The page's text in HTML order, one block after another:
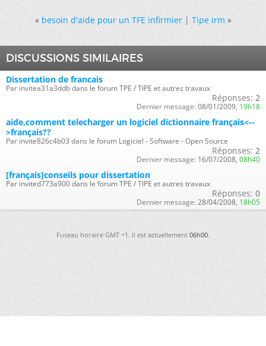
« besoin d'aide pour un TFE infirmier|Tipe irm »
DISCUSSIONS SIMILAIRES
Dissertation de francais
Par invitea31a3ddb dans le forum TPE / TIPE et autres travaux
Réponses: 2
Dernier message: 08/01/2009, 19h18
aide,comment telecharger un logiciel dictionnaire français<--
>français??
Par invite826c4b03 dans le forum Logiciel - Software - Open Source
Réponses: 2
Dernier message: 16/07/2008, 08h40
[français]conseils pour dissertation
Par invited773a900 dans le forum TPE / TIPE et autres travaux
Réponses: 0
Dernier message: 28/04/2008, 18h05
Fuseau horaire GMT +1. Il est actuellement06h00.